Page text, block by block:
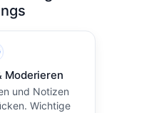
Moderieren
und Notizen
Wichtige